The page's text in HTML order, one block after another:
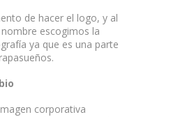
de hacer el logo, y al
escogimos la
ya que es una parte
corporativa